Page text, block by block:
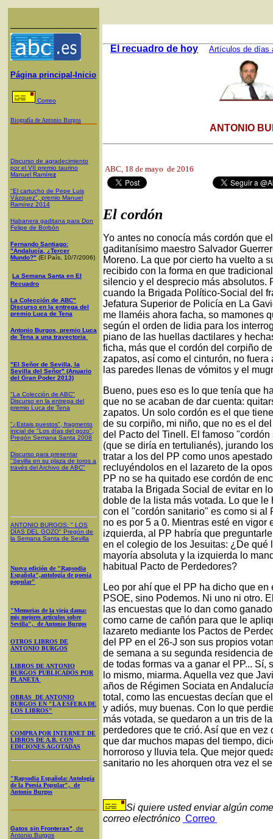
Página principal-Inicio
Correo
Biografía de Antonio Burgos
Discurso de agradecimiento
por el VII premio taurino
Manuel Ramírez
"El cartucho de Pepe Luis
Vázquez", premio Manuel
Ramírez 2014
Habanera gaditana para Don
Felipe de Borbón
Fernando Santiago:
"Andalucía, ¿Tercer
Mundo?" (El País, 10/7/2006)
La Semana Santa en El
Recuadro
La Colección de ABC"
Discurso en la entrega del
premio Luca de Tena
Antonio Burgos, premio Luca
de Tena a una trayectoria
"El Señor de Sevilla, la
Sevilla del Señor" (Anuario
del Gran Poder 2013)
"La Colección de ABC"
Discurso en la entrega del
premio Luca de Tena
"¿Estais puestos", fragmento
inicial de "Los días del gozo",
Pregón Semana Santa 2008
Discurso para presentar
"Sevilla en su plaza de toros a
través del Archivo de ABC"
ANTONIO BURGOS: " LOS
DÍAS DEL GOZO" Pregón de
la Semana Santa de Sevilla
Nueva edición de "Rapsodia
Española",antología de poesía
popular"
"Memorias de la vieja dama:
mis mejores artículos sobre
Sevilla", de Antonio Burgos
OTROS LIBROS DE
ANTONIO BURGOS
LIBROS DE ANTONIO
BURGOS PUBLICADOS POR
PLANETA
OBRAS DE ANTONIO
BURGOS EN "LA ESFERA DE
LOS LIBROS"
COMPRA POR INTERNET DE
LIBROS DE A.B. CON
EDICIONES AGOTADAS
"Rapsodia Española: Antología
de la Poesía Popular", de
Antonio Burgos
Gatos sin Fronteras" , de
Antonio Burgos
El recuadro de hoy Artículos de días
ANTONIO
ABC, 18 de mayo de 2016
El cordón
Yo antes no conocía más cordón que
gaditanísimo maestro Salvador
Moreno. La que por cierto ha vuelto a
recibido con la forma en que
silencio y el desprecio más absolutos.
cuando la Brigada Político-Social del
Jefatura Superior de Policía en La
me llaméis ahora facha, so mamones
según el orden de lidia para los
piano de las huellas dactilares y
ficha, más que el cordón del corpiño
zapatos, así como el cinturón, no
las paredes llenas de vómitos y el
Bueno, pues eso es lo que tenía que
que no se acaban de dar cuenta:
zapatos. Un solo cordón es el que
de su corpiño, mi niño, que no es el
del Pacto del Tinell. El famoso
(que se diría en tertulianés), jurando
tratar a los del PP como unos
recluyéndolos en el lazareto de la
PP no se ha quitado ese cordón de
trataba la Brigada Social de evitar en
doble de la lista más votada. Lo que
con el "cordón sanitario" es como si al
no es por 5 a 0. Mientras esté en
izquierda, al PP habría que
en el colegio de los Jesuitas: ¿De
mayoría absoluta y la izquierda lo
habitual Pacto de Perdedores?
Leo por ahí que el PP ha dicho que
PSOE, sino Podemos. Ni uno ni otro.
las encuestas que lo dan como
como carne de cañón para que le
lazareto mediante los Pactos de
del PP en el 26-J son sus propios
de semana a su segunda residencia
de todas formas va a ganar el PP... Sí,
lo mismo, miarma. Aquella vez que
años de Régimen Sociata en
total, como las encuestas decían que
y adiós, muy buenas. Con lo que
más votada, se quedaron a un tris de
perdedores que te crió. Así que en
que dar muchos mapas del tiempo,
horroroso y lluvia tela. Que mejor
sanitario no les ahorquen otra vez el
Si quiere usted enviar algún
correo electrónico Correo